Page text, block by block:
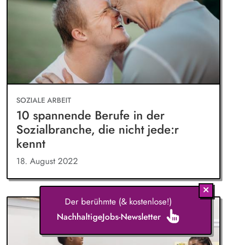
SOZIALE ARBEIT
10 spannende Berufe in der
Sozialbranche, die nicht jede:r
kennt
18. August 2022
Der berühmte (& kostenlose!)
NachhaltigeJobs-Newsletter